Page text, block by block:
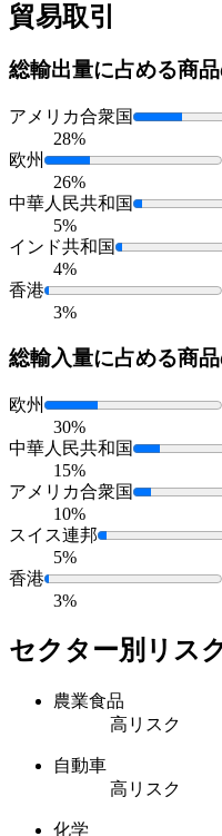
貿易取引
総輸出量に占める商
アメリカ合衆国
28%
欧州
26%
中華人民共和国
5%
インド共和国
4%
香港
3%
総輸入量に占める商
欧州
30%
中華人民共和国
15%
アメリカ合衆国
10%
スイス連邦
5%
香港
3%
セクター別リス
農業食品
高リスク
自動車
高リスク
化学